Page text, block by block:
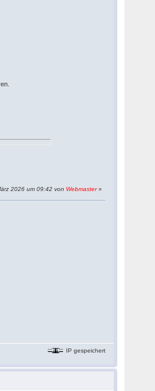
2026 um 09:42 von Webmaster»
IP gespeichert